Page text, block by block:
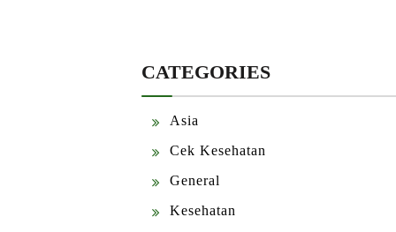
CATEGORIES
Asia
Cek Kesehatan
General
Kesehatan